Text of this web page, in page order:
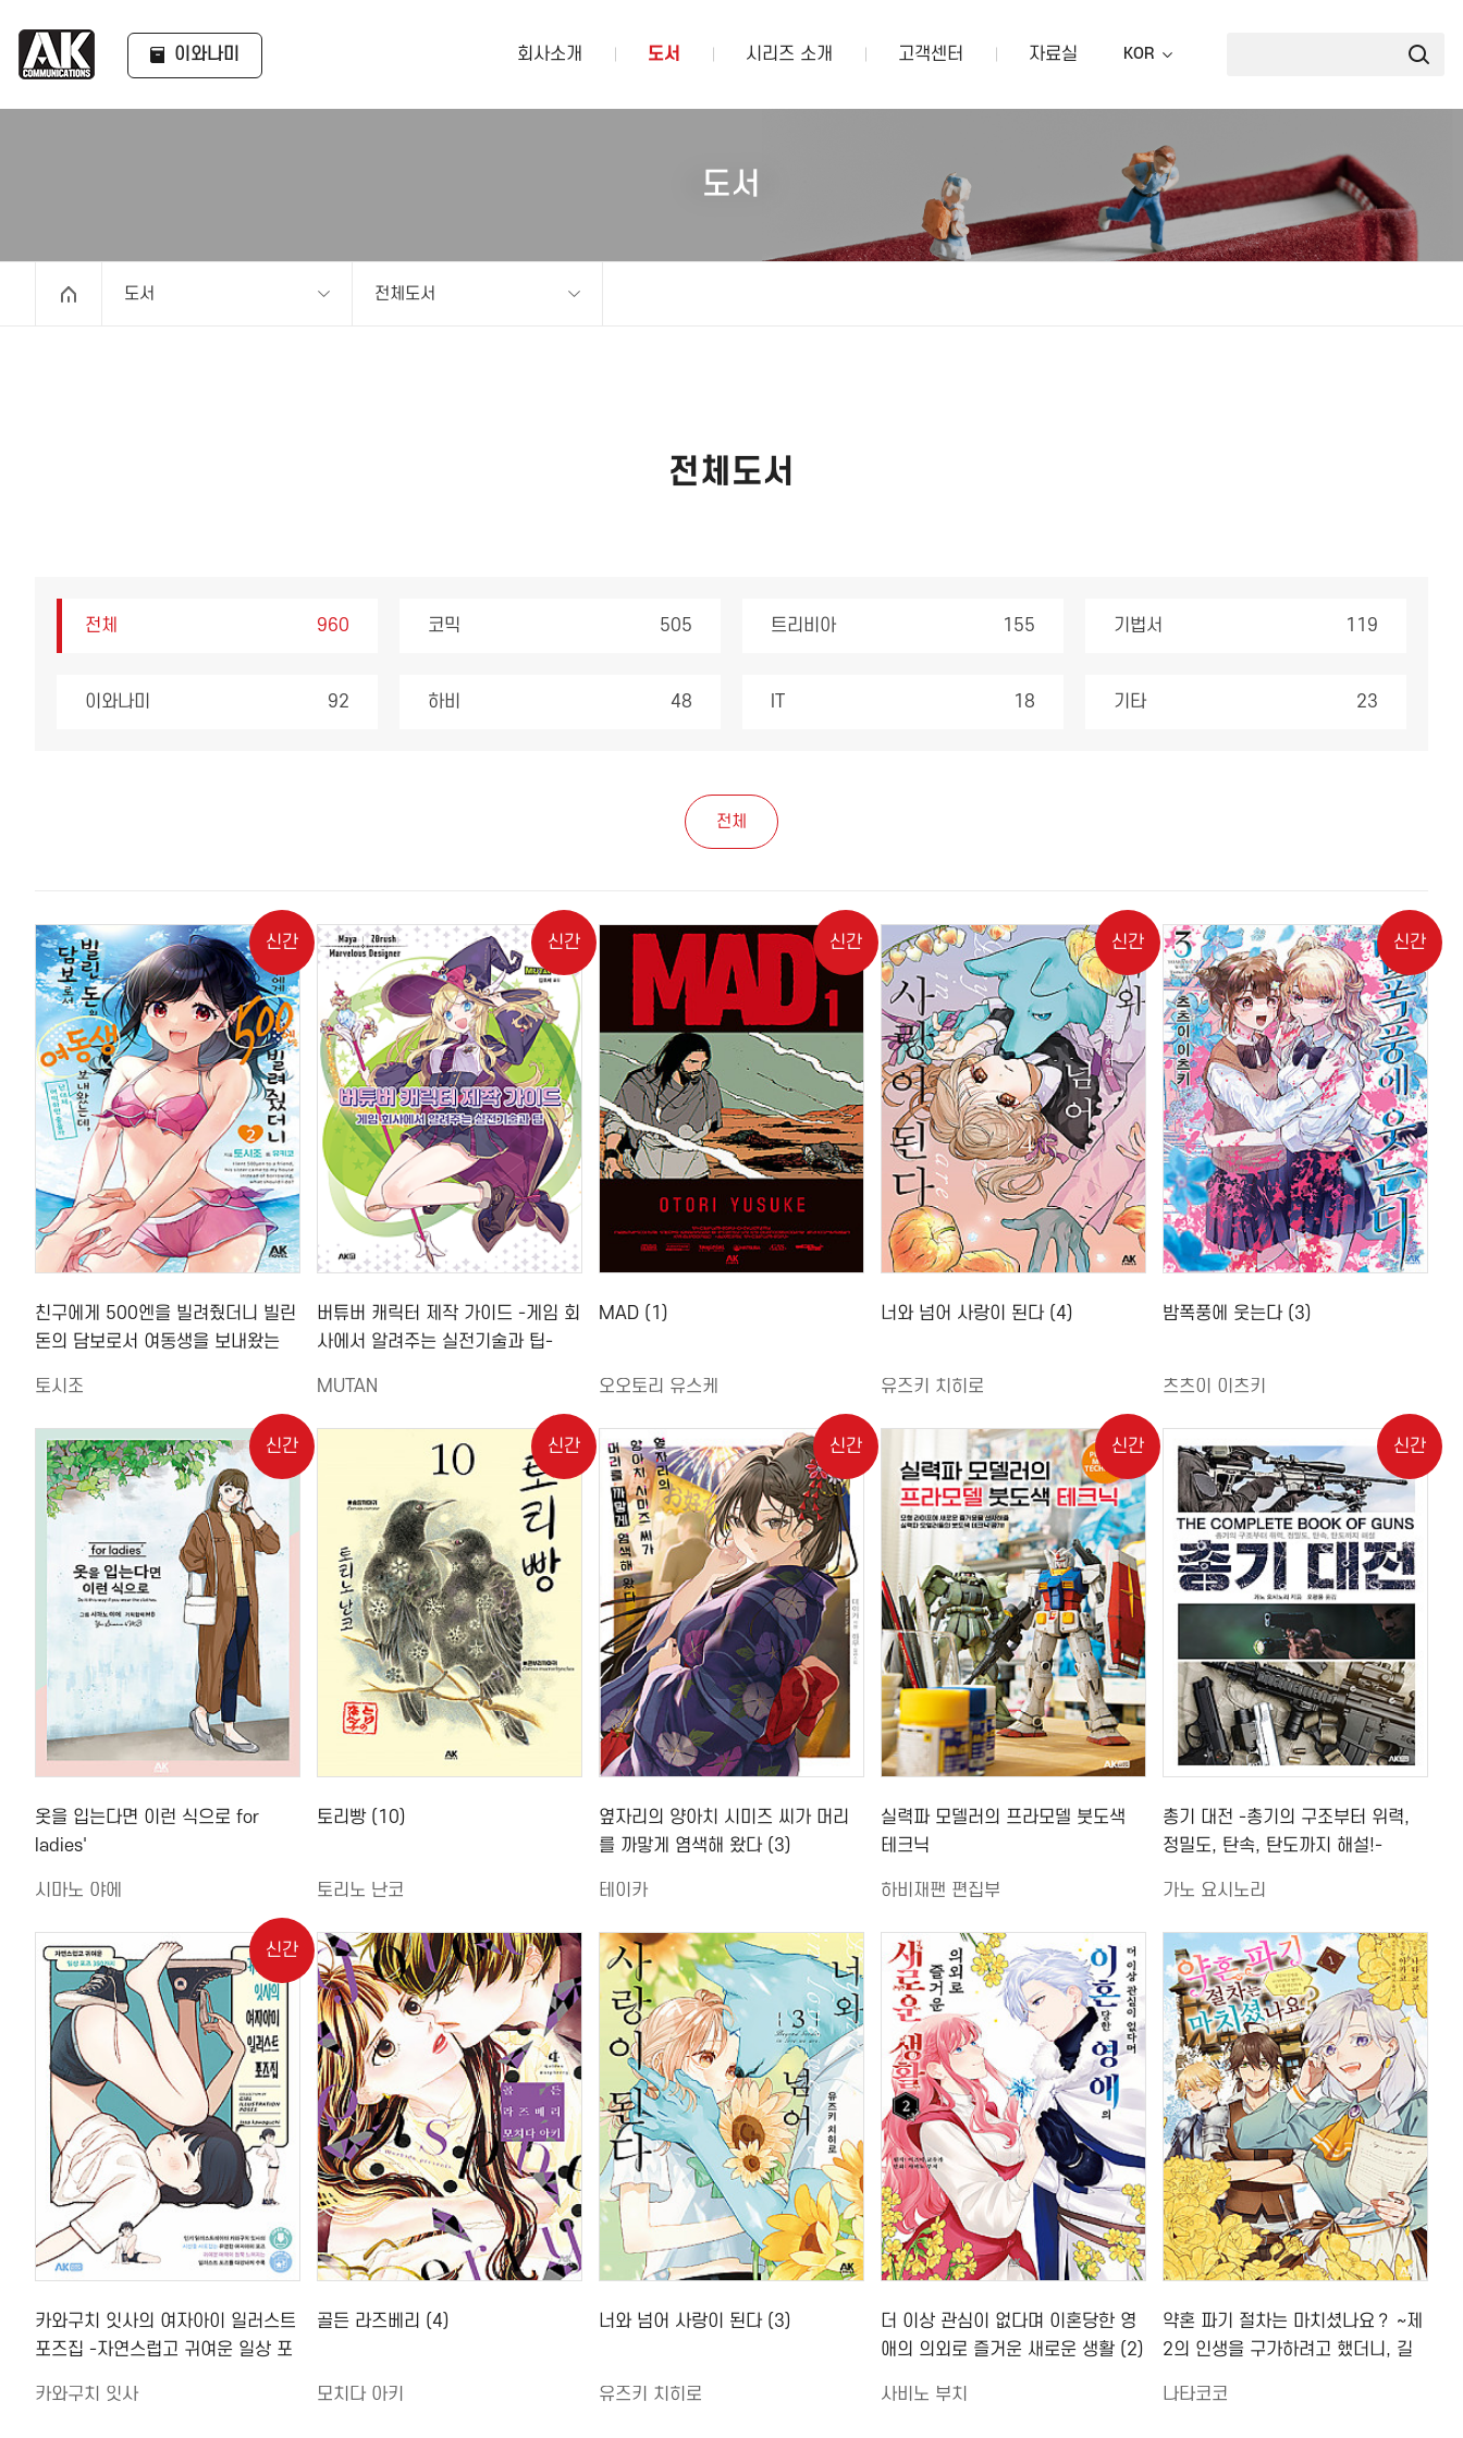
이와나미 회사소개 도서 시리즈 소개 고객센터 자료실 KOR
도서
도서 전체도서
전체도서
전체 960 코믹 505 트리비아 155 기법서 119
이와나미 92 하비 48 IT 18 기타 23
전체
신간
친구에게 500엔을 빌려줬더니 빌린
돈의 담보로서 여동생을 보내왔는
토시조
신간
버튜버 캐릭터 제작 가이드 -게임 회
사에서 알려주는 실전기술과 팁-
MUTAN
신간
MAD (1)
오오토리 유스케
신간
너와 넘어 사랑이 된다 (4)
유즈키 치히로
신간
밤폭풍에 웃는다 (3)
츠츠이 이츠키
신간
옷을 입는다면 이런 식으로 for
ladies'
시마노 야에
신간
토리빵 (10)
토리노 난코
신간
옆자리의 양아치 시미즈 씨가 머리
를 까맣게 염색해 왔다 (3)
테이카
신간
실력파 모델러의 프라모델 붓도색
테크닉
하비재팬 편집부
신간
총기 대전 -총기의 구조부터 위력,
정밀도, 탄속, 탄도까지 해설!-
가노 요시노리
신간
카와구치 잇사의 여자아이 일러스트
포즈집 -자연스럽고 귀여운 일상 포
카와구치 잇사
골든 라즈베리 (4)
모치다 아키
너와 넘어 사랑이 된다 (3)
유즈키 치히로
더 이상 관심이 없다며 이혼당한 영
애의 의외로 즐거운 새로운 생활 (2)
사비노 부치
약혼 파기 절차는 마치셨나요？ ~제
2의 인생을 구가하려고 했더니, 길
나타코코